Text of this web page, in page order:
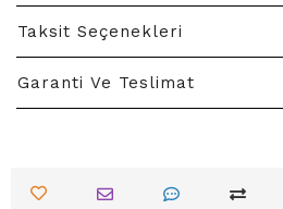
Taksit Seçenekleri
Garanti Ve Teslimat